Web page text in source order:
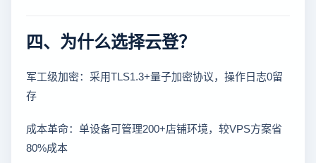
四、为什么选择云登？
军工级加密：采用TLS1.3+量子加密协议，操作日志0留
存
成本革命：单设备可管理200+店铺环境，较VPS方案省
80%成本